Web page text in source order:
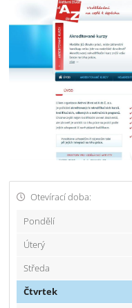
Otevírací doba:
Pondělí
Úterý
Středa
Čtvrtek